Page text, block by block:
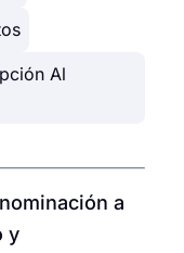
Al
a
y